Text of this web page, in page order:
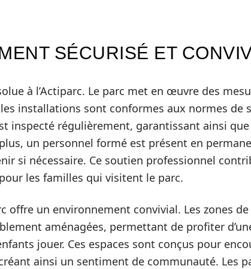
SÉCURISÉ ET
à l’Actiparc. Le parc met en œuvre des
installations sont conformes aux normes de
inspecté régulièrement, garantissant ainsi
un personnel formé est présent en
si nécessaire. Ce soutien professionnel
les familles qui visitent le parc.
offre un environnement convivial. Les zones
aménagées, permettant de profiter
jouer. Ces espaces sont conçus pour
ainsi un sentiment de communauté. Les